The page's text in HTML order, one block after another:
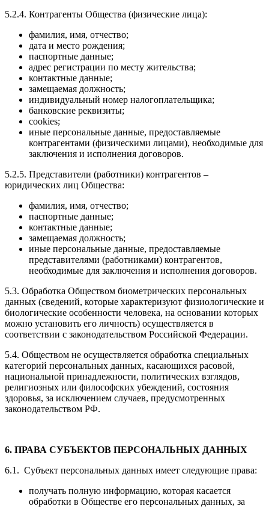
5.2.4. Контрагенты Общества (физические лица):
фамилия, имя, отчество;
дата и место рождения;
паспортные данные;
адрес регистрации по месту жительства;
контактные данные;
замещаемая должность;
индивидуальный номер налогоплательщика;
банковские реквизиты;
cookies;
иные персональные данные, предоставляемые
контрагентами (физическими лицами), необходимые для
заключения и исполнения договоров.
5.2.5. Представители (работники) контрагентов –
юридических лиц Общества:
фамилия, имя, отчество;
паспортные данные;
контактные данные;
замещаемая должность;
иные персональные данные, предоставляемые
представителями (работниками) контрагентов,
необходимые для заключения и исполнения договоров.
5.3. Обработка Обществом биометрических персональных
данных (сведений, которые характеризуют физиологические и
биологические особенности человека, на основании которых
можно установить его личность) осуществляется в
соответствии с законодательством Российской Федерации.
5.4. Обществом не осуществляется обработка специальных
категорий персональных данных, касающихся расовой,
национальной принадлежности, политических взглядов,
религиозных или философских убеждений, состояния
здоровья, за исключением случаев, предусмотренных
законодательством РФ.
6. ПРАВА СУБЪЕКТОВ ПЕРСОНАЛЬНЫХ ДАННЫХ
6.1. Субъект персональных данных имеет следующие права:
получать полную информацию, которая касается
обработки в Обществе его персональных данных, за